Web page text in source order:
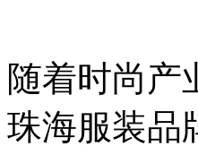
随着时尚产
珠海服装品